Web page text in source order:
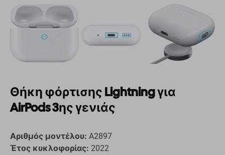
Θήκη φόρτισης Lightning για
AirPods 3ης γενιάς
Αριθμός μοντέλου: A2897
Έτος κυκλοφορίας: 2022